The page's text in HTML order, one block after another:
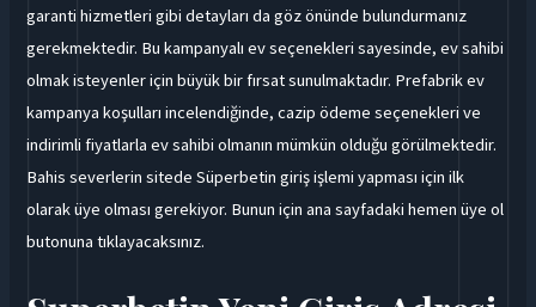
garanti hizmetleri gibi detayları da göz önünde bulundurmanız
gerekmektedir. Bu kampanyalı ev seçenekleri sayesinde, ev sahibi
olmak isteyenler için büyük bir fırsat sunulmaktadır. Prefabrik ev
kampanya koşulları incelendiğinde, cazip ödeme seçenekleri ve
indirimli fiyatlarla ev sahibi olmanın mümkün olduğu görülmektedir.
Bahis severlerin sitede Süperbetin giriş işlemi yapması için ilk
olarak üye olması gerekiyor. Bunun için ana sayfadaki hemen üye ol
butonuna tıklayacaksınız.